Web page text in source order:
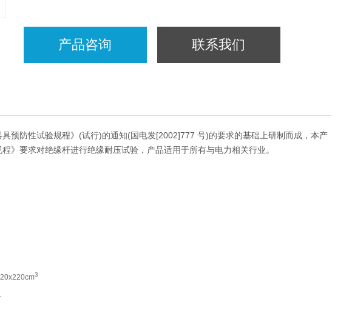
产品咨询 联系我们
预防性试验规程》(试行)的通知(国电发[2002]777 号)的要求的基础上研制而成，本产
》要求对绝缘杆进行绝缘耐压试验，产品适用于所有与电力相关行业。
3